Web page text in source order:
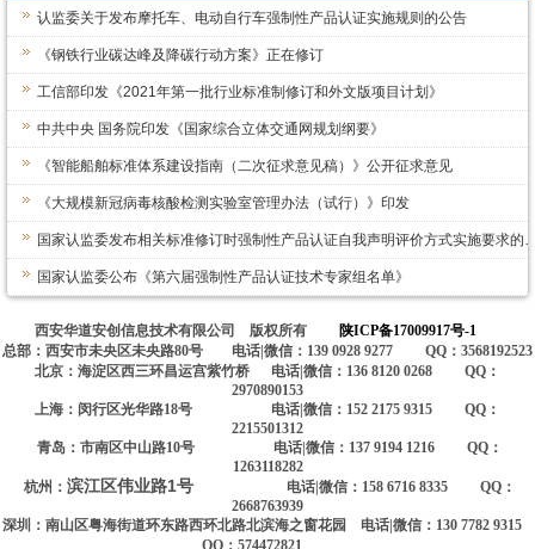
认监委关于发布摩托车、电动自行车强制性产品认证实施规则的公告
《钢铁行业碳达峰及降碳行动方案》正在修订
工信部印发《2021年第一批行业标准制修订和外文版项目计划》
中共中央 国务院印发《国家综合立体交通网规划纲要》
《智能船舶标准体系建设指南（二次征求意见稿）》公开征求意见
《大规模新冠病毒核酸检测实验室管理办法（试行）》印发
国家认监委发布相关标准修订时强制性产品认证自我
国家认监委公布《第六届强制性产品认证技术专家组名单》
西安华道安创信息技术有限公司 版权所有
陕ICP备17009917号-1
总部：西安市未央区未央路80号 电话|微信：139 0928 9277 QQ：3568192523
北京：海淀区西三环昌运宫紫竹桥 电话|微信：136 8120 0268 QQ：
2970890153
上海：闵行区光华路18号 电话|微信：152 2175 9315 QQ：
2215501312
青岛：市南区中山路10号 电话|微信：137 9194 1216 QQ：
1263118282
杭州： 滨江区伟业路1号
电话|微信：158 6716 8335 QQ：
2668763939
深圳：南山区粤海街道环东路西环北路北滨海之窗花园 电话|微信：130 7782 9315
QQ：574472821